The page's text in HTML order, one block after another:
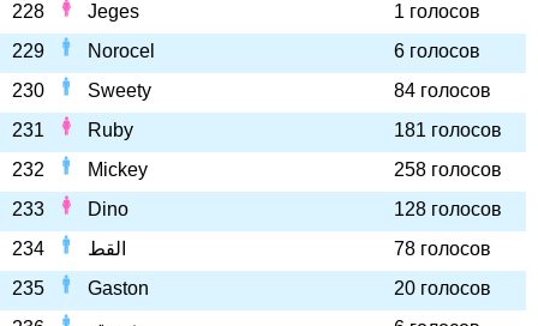
228
Jeges
1 голосов
229
Norocel
6 голосов
230
Sweety
84 голосов
231
Ruby
181 голосов
232
Mickey
258 голосов
233
Dino
128 голосов
234
القط
78 голосов
235
Gaston
20 голосов